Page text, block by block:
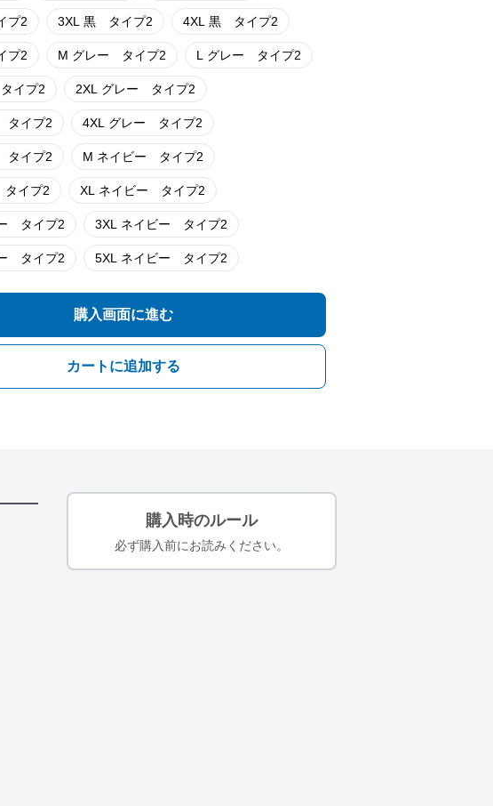
プ2 3XL 黒 タイプ2 4XL 黒 タイプ2
プ2 M グレー タイプ2 L グレー タイプ2
タイプ2 2XL グレー タイプ2
タイプ2 4XL グレー タイプ2
タイプ2 M ネイビー タイプ2
タイプ2 XL ネイビー タイプ2
ー タイプ2 3XL ネイビー タイプ2
ー タイプ2 5XL ネイビー タイプ2
購入画面に進む
カートに追加する
購入時のルール
必ず購入前にお読みください。